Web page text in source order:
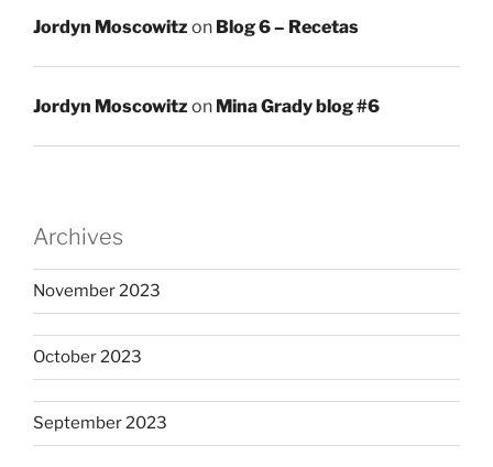
Jordyn Moscowitz on Blog 6 – Recetas
Jordyn Moscowitz on Mina Grady blog #6
Archives
November 2023
October 2023
September 2023